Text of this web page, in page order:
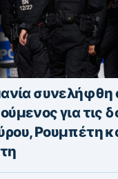
συνελήφθη
για τις
Ρουμπέτη